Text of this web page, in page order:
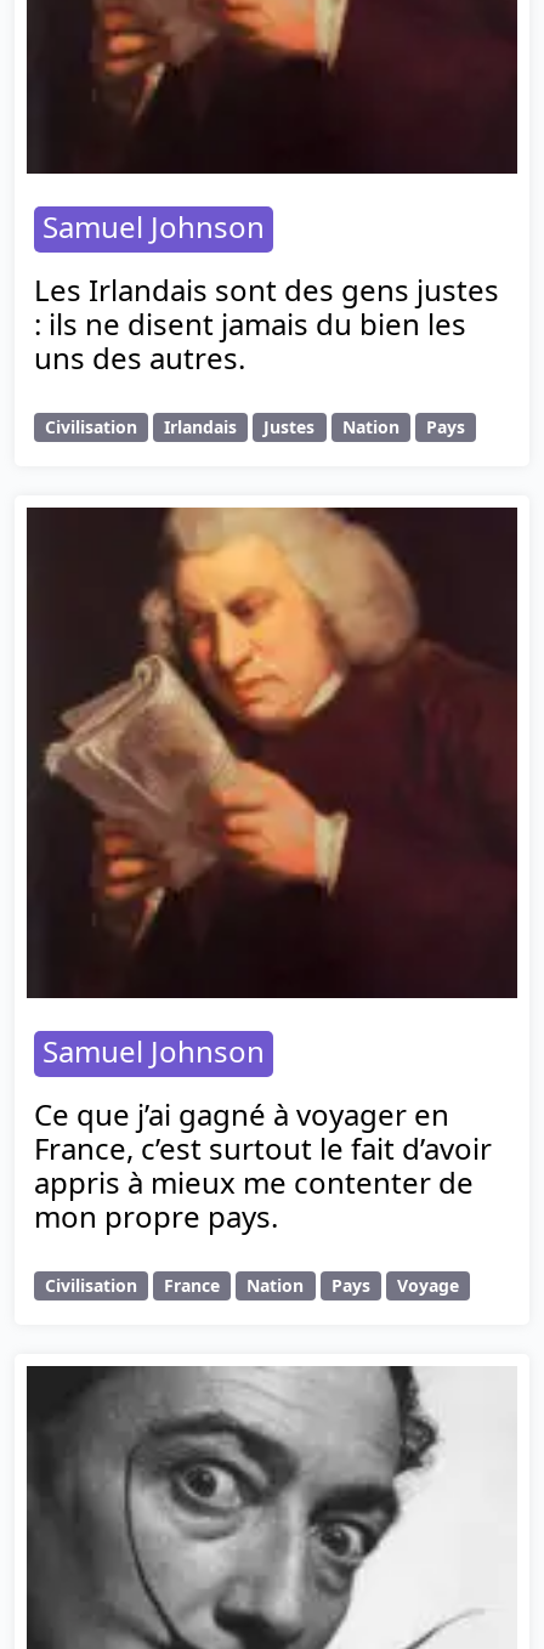
Samuel Johnson
Les Irlandais sont des gens justes
: ils ne disent jamais du bien les
uns des autres.
Civilisation Irlandais Justes Nation Pays
Samuel Johnson
Ce que j’ai gagné à voyager en
France, c’est surtout le fait d’avoir
appris à mieux me contenter de
mon propre pays.
Civilisation France Nation Pays Voyage